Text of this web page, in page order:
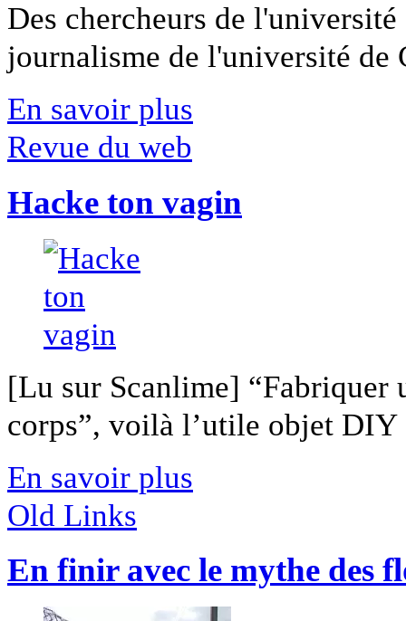
Des chercheurs de
journalisme de l'université
En savoir plus
Revue du web
Hacke ton vagin
[Lu sur Scanlime] “Fabriquer
corps”, voilà l’utile objet
En savoir plus
Old Links
En finir avec le mythe des